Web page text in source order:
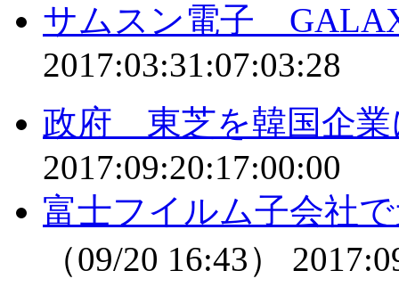
サムスン電子
2017:03:31:07:03:28
政府 東芝を韓国企業
2017:09:20:17:00:00
富士フイルム子会社
（09/20 16:43）